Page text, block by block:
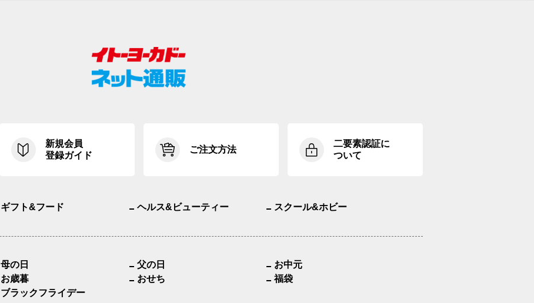
新規会員
登録ガイド
ご注文方法
二要素認証に
ついて
ギフト&フード ヘルス&ビューティー スクール&ホビー
母の日 父の日
お中元
お歳暮
おせち
福袋
ブラックフライデー